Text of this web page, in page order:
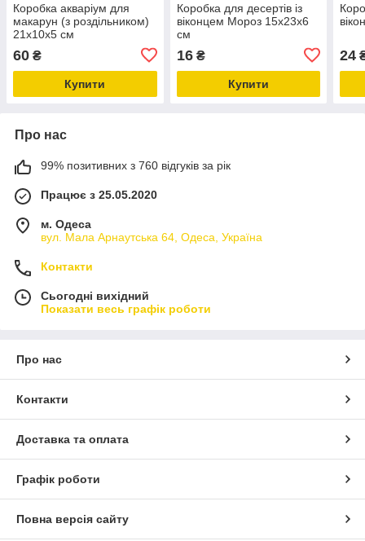
Коробка акваріум для
макарун (з роздільником)
21х10х5 см
60 ₴
Купити
Коробка для десертів із
віконцем Мороз 15х23х6
см
16₴
Купити
24
Про нас
99% позитивних з 760 відгуків за рік
Працює з 25.05.2020
м. Одеса
вул. Мала Арнаутська 64, Одеса, Україна
Контакти
Сьогодні вихідний
Показати весь графік роботи
Про нас
Контакти
Доставка та оплата
Графік роботи
Повна версія сайту